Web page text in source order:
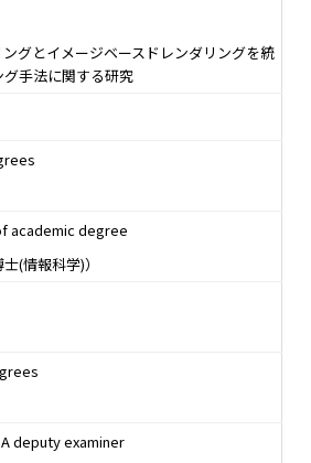
グとイメージベースドレンダリングを統
手法に関する研究
academic degree
(情報科学)）
deputy examiner